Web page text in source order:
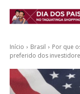
Início Brasil
Por que
preferido dos